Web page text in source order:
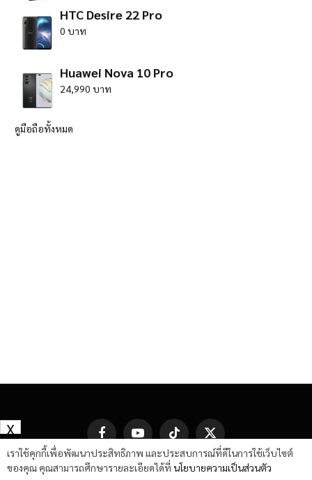
HTC Desire 22 Pro
0 บาท
Huawei Nova 10 Pro
24,990 บาท
ดูมือถือทั้งหมด
FacebookYouTube TikTok
X
(Twitter)
เราใช้คุกกี้เพื่อพัฒนาประสิทธิภาพ และประสบการณ์ที่ดีในการใช้เว็บไซต์
ของคุณ คุณสามารถศึกษารายละเอียดได้ที่ นโยบายความเป็นส่วนตัว
X